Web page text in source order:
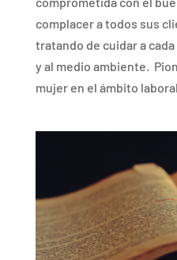
complacer a todos sus
tratando de cuidar a
y al medio ambiente.
mujer en el ámbito